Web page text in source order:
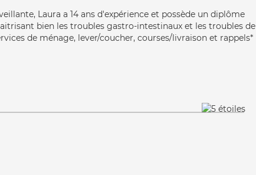
Laura a 14 ans d'expérience et possède un diplôme
bien les troubles gastro-intestinaux et les troubles de
de ménage, lever/coucher, courses/livraison et rappels*